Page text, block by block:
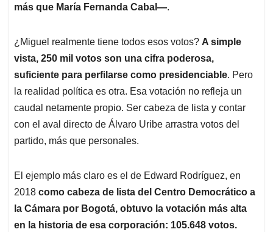
más que María Fernanda Cabal —.
¿Miguel realmente tiene todos esos votos? A simple
vista, 250 mil votos son una cifra poderosa,
suficiente para perfilarse como presidenciable. Pero
la realidad política es otra. Esa votación no refleja un
caudal netamente propio. Ser cabeza de lista y contar
con el aval directo de Álvaro Uribe arrastra votos del
partido, más que personales.
El ejemplo más claro es el de Edward Rodríguez, en
2018 como cabeza de lista del Centro Democrático a
la Cámara por Bogotá, obtuvo la votación más alta
en la historia de esa corporación: 105.648 votos.